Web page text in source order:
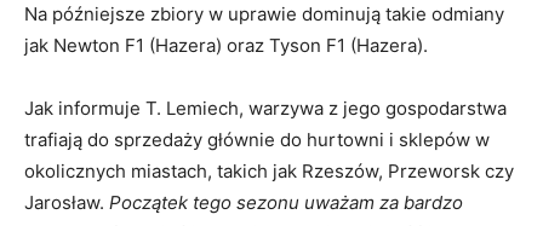
Na późniejsze zbiory w uprawie dominują takie odmiany
jak Newton F1 (Hazera) oraz Tyson F1 (Hazera).
Jak informuje T. Lemiech, warzywa z jego gospodarstwa
trafiają do sprzedaży głównie do hurtowni i sklepów w
okolicznych miastach, takich jak Rzeszów, Przeworsk czy
Jarosław. Początek tego sezonu uważam za bardzo